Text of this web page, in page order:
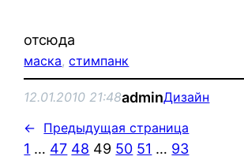
отсюда
маска, стимпанк
12.01.2010 21:48adminДизайн
← Предыдущая страница
1 … 47 48 49 50 51 … 93